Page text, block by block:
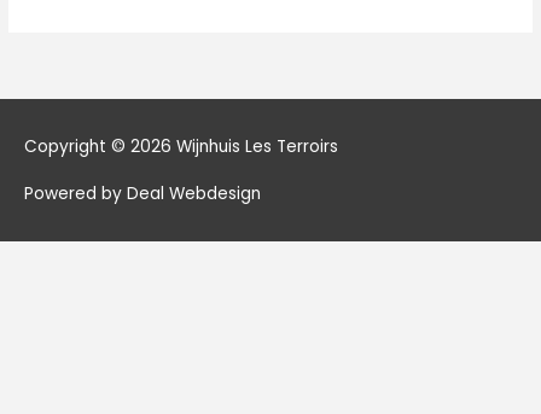
Copyright © 2026 Wijnhuis Les Terroirs
Powered by Deal Webdesign